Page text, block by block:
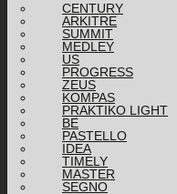
CENTURY
ARKITRE
SUMMIT
MEDLEY
US
PROGRESS
ZEUS
KOMPAS
PRAKTIKO LIGHT
BE
PASTELLO
IDEA
TIMELY
MASTER
SEGNO